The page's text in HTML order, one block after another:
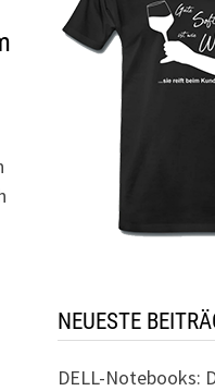
NEUESTE
DELL-Notebooks: